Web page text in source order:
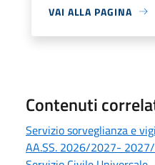
VAI ALLA PAGINA
Contenuti
Servizio sorveglianza e
AA.SS. 2026/2027-